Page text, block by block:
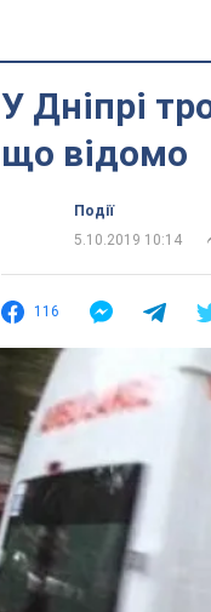
У Дніпрі
що відомо
Події
5.10.2019 10:14
116